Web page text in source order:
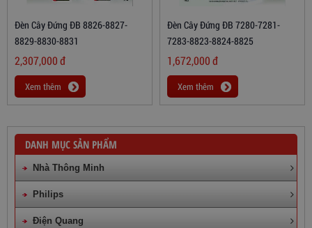
Đèn Cây Đứng ĐB 8826-8827-
8829-8830-8831
2,307,000đ
Xem thêm
Đèn Cây Đứng ĐB 7280-7281-
7283-8823-8824-8825
1,672,000đ
Xem thêm
DANH MỤC SẢN PHẨM
Nhà Thông Minh
Philips
Điện Quang